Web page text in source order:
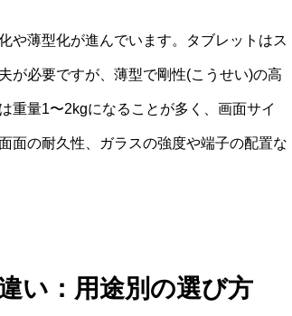
や薄型化が進んでいます。タブレットはス
が必要ですが、薄型で剛性(こうせい)の高
重量1〜2kgになることが多く、画面サイ
面の耐久性、ガラスの強度や端子の配置な
い：用途別の選び方